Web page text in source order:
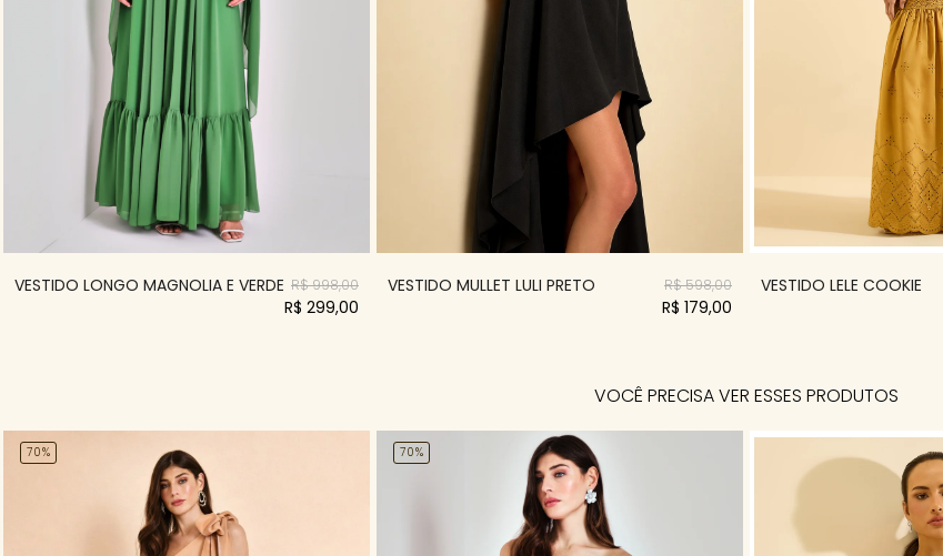
VESTIDO LONGO MAGNOLIA E VERDE R$ 998,00
R$ 299,00
VESTIDO MULLET LULI PRETO R$ 598,00
R$ 179,00
VESTIDO LELE COOKIE
VOCÊ PRECISA VER ESSES PRODUTOS
70% 70%